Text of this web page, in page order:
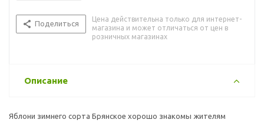
Поделиться
Цена действительна только для интернет-
магазина и может отличаться от цен в
розничных магазинах
Описание
Яблони зимнего сорта Брянское хорошо знакомы жителям